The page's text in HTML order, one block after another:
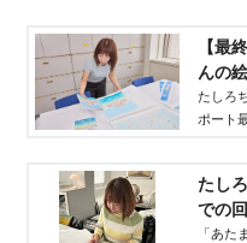
【最
んの
たしろ
ポート
たし
での
「あた